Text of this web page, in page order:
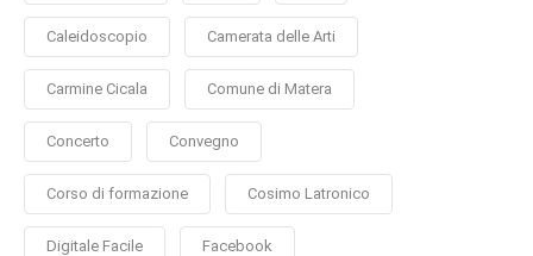
Caleidoscopio Camerata delle Arti
Carmine Cicala Comune di Matera
Concerto Convegno
Corso di formazione Cosimo Latronico
Digitale Facile Facebook